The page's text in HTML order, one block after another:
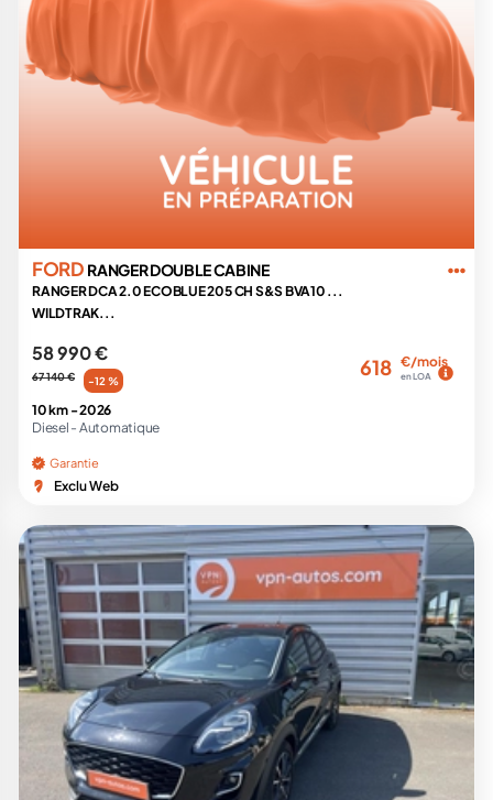
FORD RANGER DOUBLE CABINE
RANGER DCA 2.0 ECOBLUE 205 CH S&S BVA10 ...
WILDTRAK...
58 990 €
67 140 € -12 %
618 €/mois
en LOA
10 km -2026
Diesel - Automatique
Garantie
Exclu Web